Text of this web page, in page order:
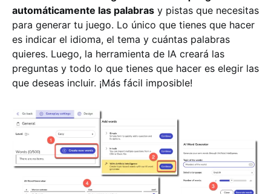
automáticamente las palabras y pistas que necesitas
para generar tu juego. Lo único que tienes que hacer
es indicar el idioma, el tema y cuántas palabras
quieres. Luego, la herramienta de IA creará las
preguntas y todo lo que tienes que hacer es elegir las
que deseas incluir. ¡Más fácil imposible!